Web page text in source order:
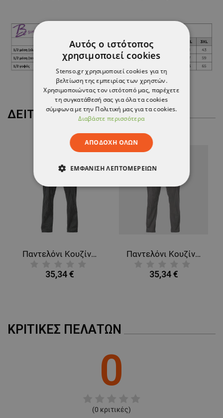
ΔΕΊΤΕ ΠΕΡΙΣΣΌΤΕΡΑ
Παντελόνι Κουζίνας με λεπτή ρίγα ENRICO BLACK STRIPE
35,34 €
Παντελόνι Κουζίνας με φαρδιά ρίγα ENRICO GREY STRIPE
35,34 €
ΚΡΙΤΙΚΈΣ ΠΕΛΑΤΏΝ
0
(0 κριτικές)
Αυτός ο ιστότοπος
χρησιμοποιεί cookies
Stenso.gr χρησιμοποιεί cookies για τη
βελτίωση της εμπειρίας των χρηστών.
Χρησιμοποιώντας τον ιστότοπό μας, παρέχετε
τη συγκατάθεσή σας για όλα τα cookies
σύμφωνα με την Πολιτική μας για τα cookies.
Διαβάστε περισσότερα
ΑΠΟΔΟΧΉ ΌΛΩΝ
ΕΜΦΆΝΙΣΗ ΛΕΠΤΟΜΕΡΕΙΏΝ
ΑΠΟΛΎΤΩΣ ΑΠΑΡΑΊΤΗΤΑ
ΑΠΌΔΟΣΗΣ ΣΤΌΧΕΥΣΗΣ
ΜΗ ΤΑΞΙΝΟΜΗΜΈΝΑ